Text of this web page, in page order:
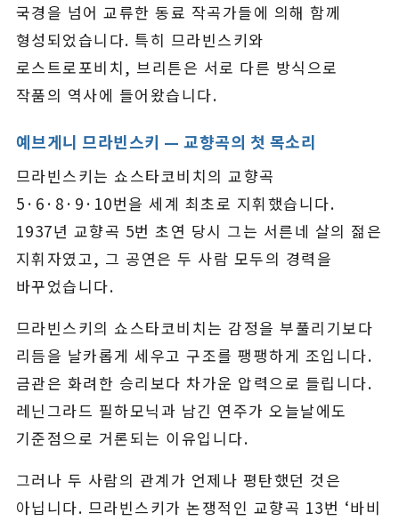
국경을 넘어 교류한 동료 작곡가들에 의해 함께
형성되었습니다. 특히 므라빈스키와
로스트로포비치, 브리튼은 서로 다른 방식으로
작품의 역사에 들어왔습니다.
예브게니 므라빈스키 — 교향곡의 첫 목소리
므라빈스키는 쇼스타코비치의 교향곡
5·6·8·9·10번을 세계 최초로 지휘했습니다.
1937년 교향곡 5번 초연 당시 그는 서른네 살의 젊은
지휘자였고, 그 공연은 두 사람 모두의 경력을
바꾸었습니다.
므라빈스키의 쇼스타코비치는 감정을 부풀리기보다
리듬을 날카롭게 세우고 구조를 팽팽하게 조입니다.
금관은 화려한 승리보다 차가운 압력으로 들립니다.
레닌그라드 필하모닉과 남긴 연주가 오늘날에도
기준점으로 거론되는 이유입니다.
그러나 두 사람의 관계가 언제나 평탄했던 것은
아닙니다. 므라빈스키가 논쟁적인 교향곡 13번 ‘바비